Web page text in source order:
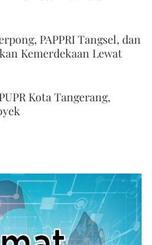
PAPPRI Tangsel, dan
Kemerdekaan Lewat
Kota Tangerang,